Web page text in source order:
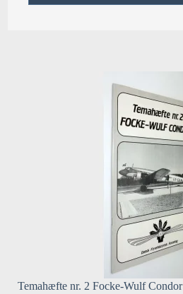
Temahæfte nr. 2 Focke-Wulf Condor